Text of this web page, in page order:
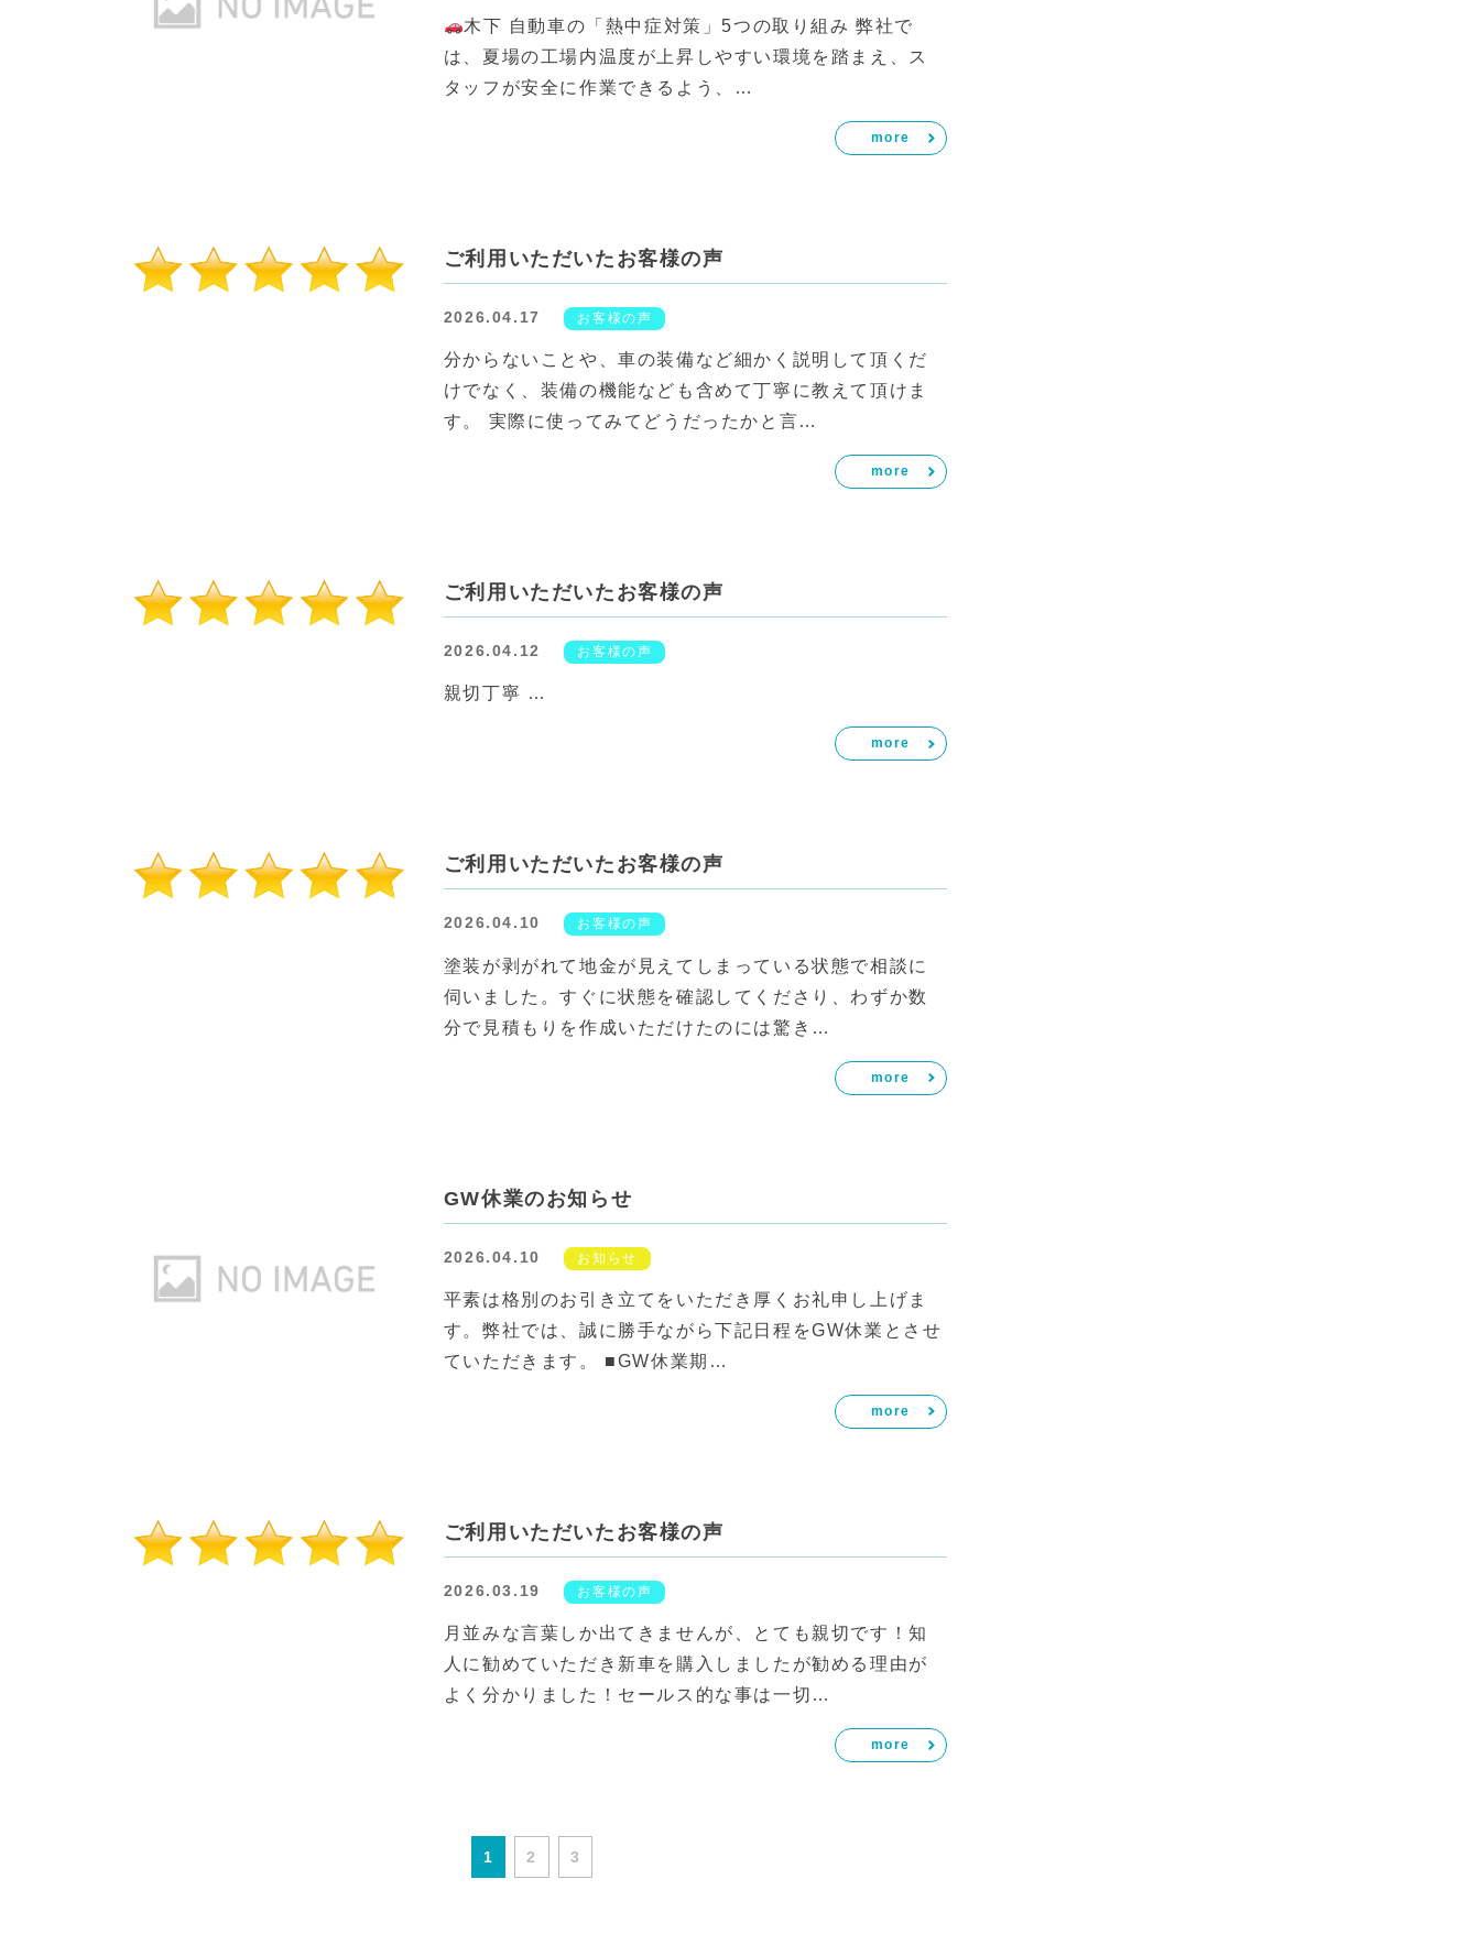
木下 自動車の「熱中症対策」5つの取り組み 弊社で
は、夏場の工場内温度が上昇しやすい環境を踏まえ、ス
タッフが安全に作業できるよう、…
more
ご利用いただいたお客様の声
2026.04.17 お客様の声
分からないことや、車の装備など細かく説明して頂くだ
けでなく、装備の機能なども含めて丁寧に教えて頂けま
す。 実際に使ってみてどうだったかと言…
more
ご利用いただいたお客様の声
2026.04.12 お客様の声
親切丁寧 …
more
ご利用いただいたお客様の声
2026.04.10 お客様の声
塗装が剥がれて地金が見えてしまっている状態で相談に
伺いました。すぐに状態を確認してくださり、わずか数
分で見積もりを作成いただけたのには驚き…
more
GW休業のお知らせ
2026.04.10 お知らせ
平素は格別のお引き立てをいただき厚くお礼申し上げま
す。弊社では、誠に勝手ながら下記日程をGW休業とさせ
ていただきます。 ■GW休業期…
more
ご利用いただいたお客様の声
2026.03.19 お客様の声
月並みな言葉しか出てきませんが、とても親切です！知
人に勧めていただき新車を購入しましたが勧める理由が
よく分かりました！セールス的な事は一切…
more
1 2 3